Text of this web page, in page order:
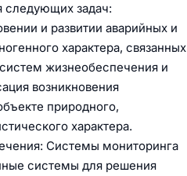
следующих задач:
и развитии аварийных и
характера, связанных
жизнеобеспечения и
возникновения
природного,
характера.
Системы мониторинга
системы для решения